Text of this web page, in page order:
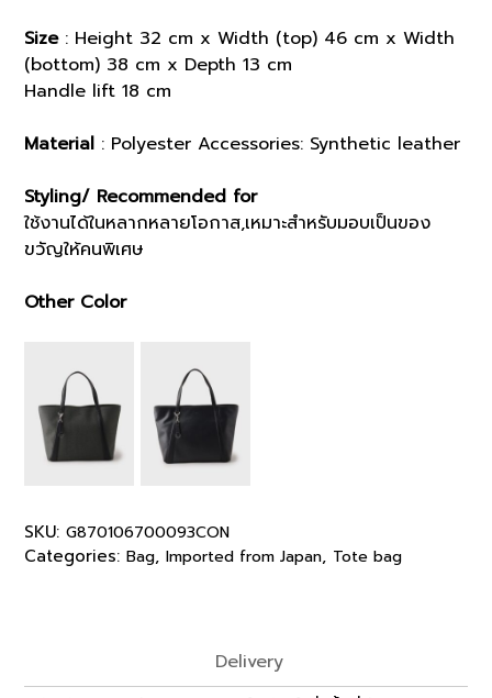
Size: Height 32 cm x Width (top) 46 cm x Width
(bottom) 38 cm x Depth 13 cm
Handle lift 18 cm
Material : Polyester Accessories: Synthetic leather
Styling/ Recommended for
ใช้งานได้ในหลากหลายโอกาส,เหมาะสำหรับมอบเป็นของ
ขวัญให้คนพิเศษ
Other Color
SKU: G870106700093CON
Categories: Bag, Imported from Japan, Tote bag
Delivery